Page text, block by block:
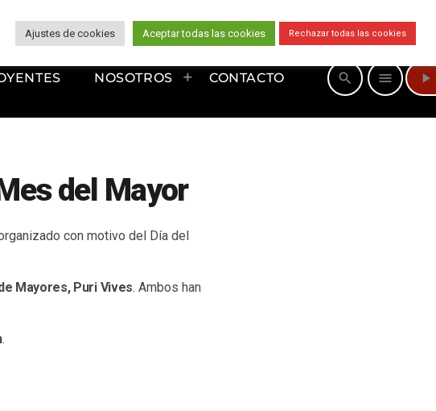
NOSOTROS CONTACTO search menu play_arrow
del Mayor
con motivo del Día del
Mayores, Puri Vives. Ambos han
.
Ajustes de cookies Aceptar todas las cookies Rechazar todas las cookies